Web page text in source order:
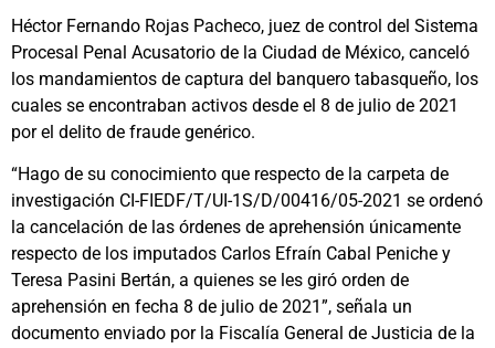
Héctor Fernando Rojas Pacheco, juez de control del Sistema
Procesal Penal Acusatorio de la Ciudad de México, canceló
los mandamientos de captura del banquero tabasqueño, los
cuales se encontraban activos desde el 8 de julio de 2021
por el delito de fraude genérico.
“Hago de su conocimiento que respecto de la carpeta de
investigación CI-FIEDF/T/UI-1S/D/00416/05-2021 se ordenó
la cancelación de las órdenes de aprehensión únicamente
respecto de los imputados Carlos Efraín Cabal Peniche y
Teresa Pasini Bertán, a quienes se les giró orden de
aprehensión en fecha 8 de julio de 2021”, señala un
documento enviado por la Fiscalía General de Justicia de la